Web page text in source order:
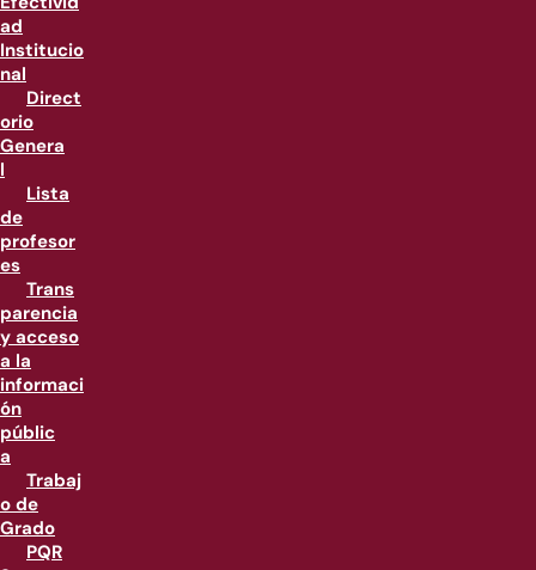
ad
Institucio
nal
Direct
orio
Genera
l
Lista
de
profesor
es
Trans
parencia
y acceso
a la
informaci
ón
públic
a
Trabaj
o de
Grado
PQR